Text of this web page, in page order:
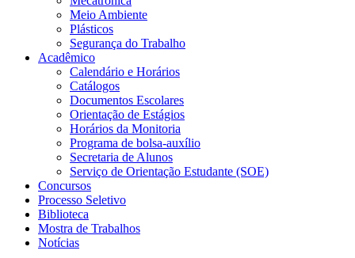
Meio Ambiente
Plásticos
Segurança do Trabalho
Acadêmico
Calendário e Horários
Catálogos
Documentos Escolares
Orientação de Estágios
Horários da Monitoria
Programa de bolsa-auxílio
Secretaria de Alunos
Serviço de Orientação Estudante (SOE)
Concursos
Processo Seletivo
Biblioteca
Mostra de Trabalhos
Notícias